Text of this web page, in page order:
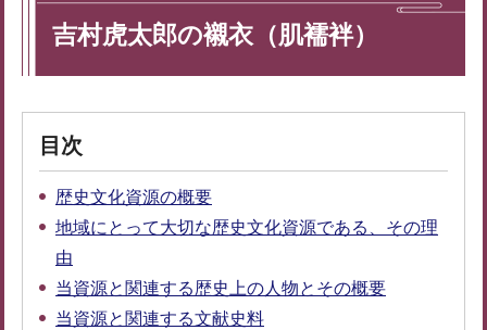
吉村虎太郎の襯衣（肌襦袢）
目次
歴史文化資源の概要
地域にとって大切な歴史文化資源である、その理
由
当資源と関連する歴史上の人物とその概要
当資源と関連する文献史料